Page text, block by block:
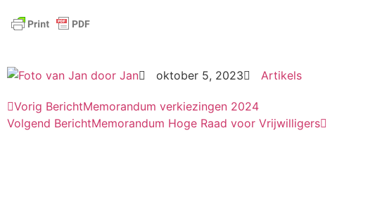
door Jan oktober 5, 2023 Artikels
Vorig BerichtMemorandum verkiezingen 2024
Volgend BerichtMemorandum Hoge Raad voor Vrijwilligers